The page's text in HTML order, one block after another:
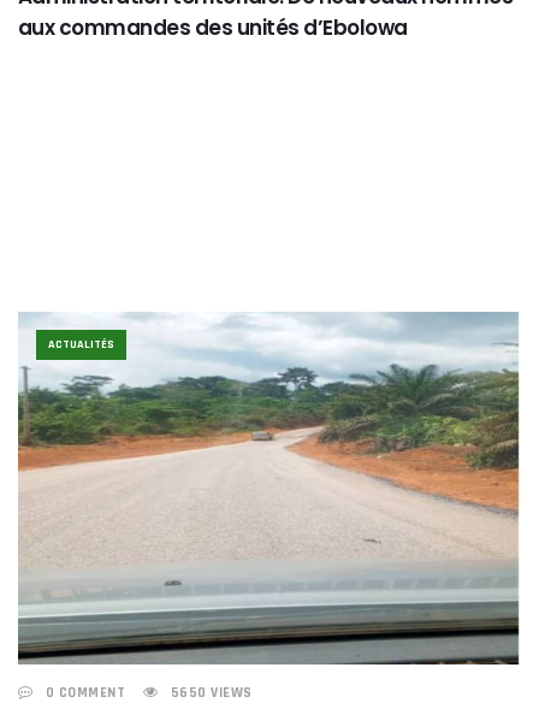
aux commandes des unités d’Ebolowa
ACTUALITÉS
0 COMMENT 5650 VIEWS